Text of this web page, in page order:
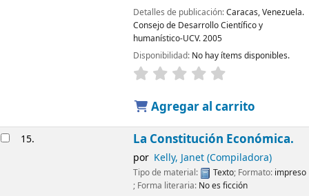
Detalles de publicación:Caracas, Venezuela.
Consejo de Desarrollo Científico y
humanístico-UCV.2005
Disponibilidad: No hay ítems disponibles.
Agregar al carrito
15. La Constitución Económica.
por Kelly, Janet (Compiladora)
Tipo de material: Texto; Formato: impreso
; Forma literaria: No es ficción